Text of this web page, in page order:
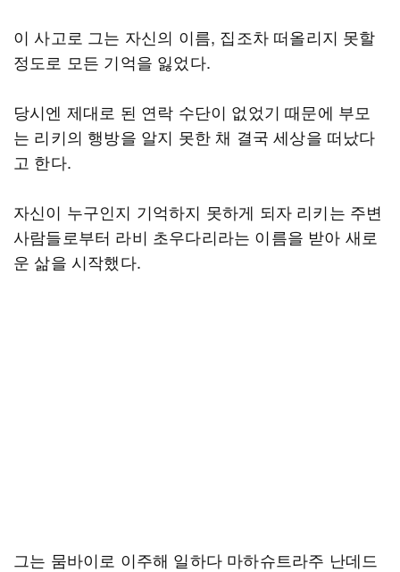
이 사고로 그는 자신의 이름, 집조차 떠올리지 못할
정도로 모든 기억을 잃었다.
당시엔 제대로 된 연락 수단이 없었기 때문에 부모
는 리키의 행방을 알지 못한 채 결국 세상을 떠났다
고 한다.
자신이 누구인지 기억하지 못하게 되자 리키는 주변
사람들로부터 라비 초우다리라는 이름을 받아 새로
운 삶을 시작했다.
그는 뭄바이로 이주해 일하다 마하슈트라주 난데드